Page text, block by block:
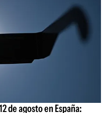
de agosto en España: